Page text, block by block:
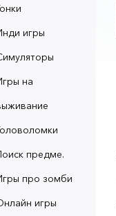
игры
на
предме.
про зомби
игры